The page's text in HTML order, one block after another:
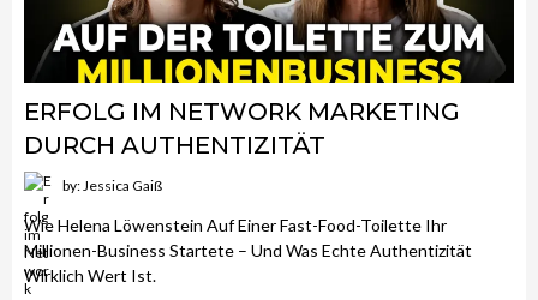
ERFOLG IM NETWORK MARKETING
DURCH AUTHENTIZITÄT
by: Jessica Gaiß
Wie Helena Löwenstein Auf Einer Fast-Food-Toilette Ihr
Millionen-Business Startete – Und Was Echte Authentizität
Wirklich Wert Ist.